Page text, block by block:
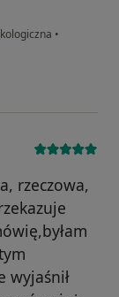
•
rzeczowa,
wyjaśnił